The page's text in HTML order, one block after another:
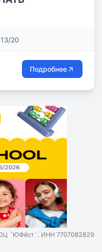
20
Подробнее
`ЮФёст`. ИНН 7707082829